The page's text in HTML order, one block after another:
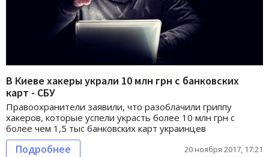
В Киеве хакеры украли 10 млн грн с банковских
карт - СБУ
Правоохранители заявили, что разоблачили гриппу
хакеров, которые успели украсть более 10 млн грн с
более чем 1,5 тыс банковских карт украинцев
Подробнее 20 ноября 2017, 17:21